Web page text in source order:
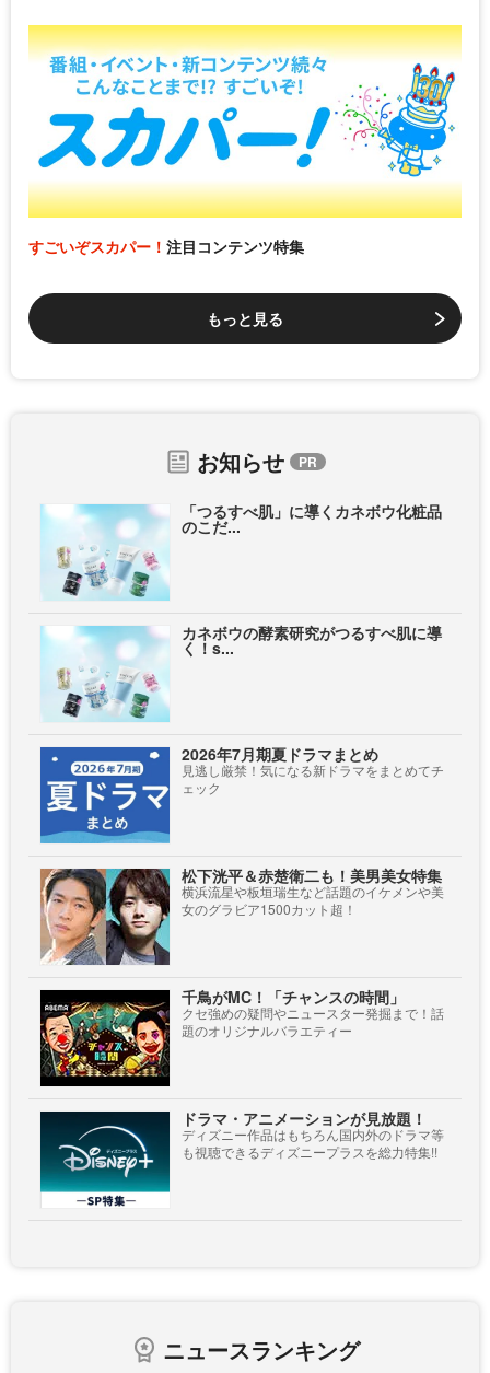
すごいぞスカパー！ 注目コンテンツ特集
もっと見る
お知らせ
「つるすべ肌」に導くカネボウ化粧品
のこだ...
カネボウの酵素研究がつるすべ肌に導
く！s...
2026年7月期夏ドラマまとめ
見逃し厳禁！気になる新ドラマをまとめてチ
ェック
松下洸平＆赤楚衛二も！美男美女特集
横浜流星や板垣瑞生など話題のイケメンや美
女のグラビア1500カット超！
千鳥がMC！「チャンスの時間」
クセ強めの疑問やニュースター発掘まで！話
題のオリジナルバラエティー
ドラマ・アニメーションが見放題！
ディズニー作品はもちろん国内外のドラマ等
も視聴できるディズニープラスを総力特集!!
ニュースランキング